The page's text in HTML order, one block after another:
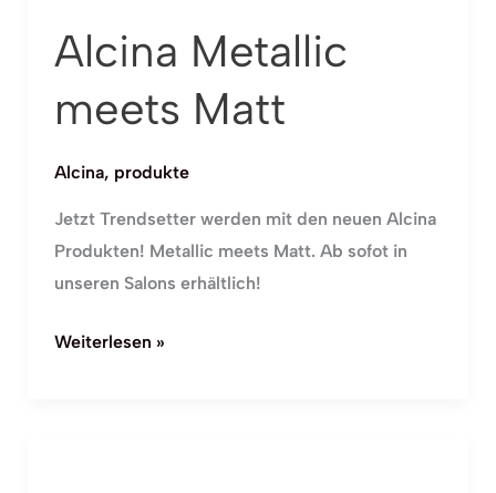
Alcina Metallic
meets Matt
Alcina, produkte
Jetzt Trendsetter werden mit den neuen Alcina
Produkten! Metallic meets Matt. Ab sofot in
unseren Salons erhältlich!
meets
Weiterlesen »